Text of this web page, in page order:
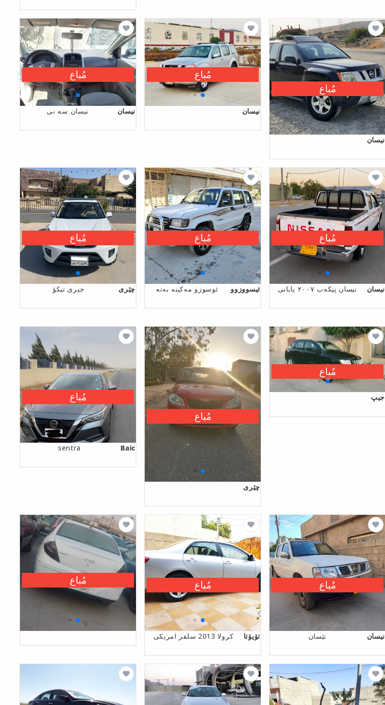
نیسان
مُباع
نیسان
مُباع
نیسان نيسان سه نى
مُباع
نیسان نيسان پيكەب ٢٠٠٧ يابانى
مُباع
ئیسووزوو ئوسوزو مەکینە بەتە
مُباع
چێری جیری تیکۆ
مُباع
جیپ
مُباع
چێری
مُباع
Baic
sentra
مُباع
نیسان نێسان
مُباع
تۆیۆتا کرولا 2013 سلفر امریکی
مُباع مُباع